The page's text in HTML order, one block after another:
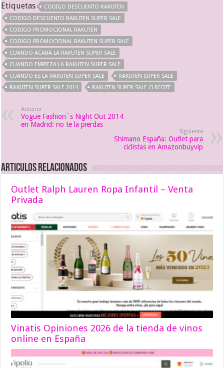
Etiquetas
CODIGO DESCUENTO RAKUTEN
CODIGO DESCUENTO RAKUTEN SUPER SALE
CODIGO PROMOCIONAL RAKUTEN
CODIGO PROMOCIONAL RAKUTEN SUPER SALE
CUANDO ACABA LA RAKUTEN SUPER SALE
CUANDO EMPIEZA LA RAKUTEN SUPER SALE
CUANDO ES LA RAKUTEN SUPER SALE
RAKUTEN SUPER SALE
RAKUTEN SUPER SALE 2014
RAKUTEN SUPER SALE CHICOTE
Anterior
Vogue Fashion´s Night Out 2014
en Madrid: no te la pierdas
Siguiente
Shimano España: Outlet para
ciclistas en Amazonbuyvip
Articulos relacionados
Outlet Ralph Lauren Ropa Infantil – Venta
Privada
Vinatis Opiniones 2026 de la tienda de vinos
online en España